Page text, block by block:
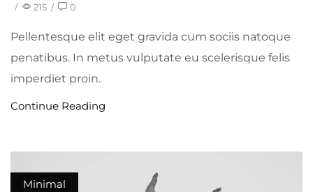
/ 215 / 0
Pellentesque elit eget gravida cum sociis natoque
penatibus. In metus vulputate eu scelerisque felis
imperdiet proin.
Continue Reading
Minimal